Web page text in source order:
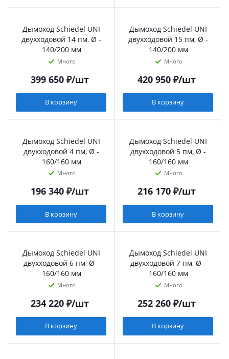
Дымоход Schiedel UNI
двухходовой 14 пм, Ø -
140/200 мм
Много
399 650₽/шт
В корзину
Дымоход Schiedel UNI
двухходовой 15 пм, Ø -
140/200 мм
Много
420 950₽/шт
В корзину
Дымоход Schiedel UNI
двухходовой 4 пм, Ø -
160/160 мм
Много
196 340₽/шт
В корзину
Дымоход Schiedel UNI
двухходовой 5 пм, Ø -
160/160 мм
Много
216 170₽/шт
В корзину
Дымоход Schiedel UNI
двухходовой 6 пм, Ø -
160/160 мм
Много
234 220₽/шт
В корзину
Дымоход Schiedel UNI
двухходовой 7 пм, Ø -
160/160 мм
Много
252 260₽/шт
В корзину